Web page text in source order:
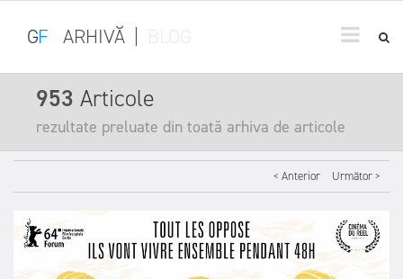
GF ARHIVĂ
953 Articole
rezultate preluate din toată arhiva de articole
< Anterior Următor >